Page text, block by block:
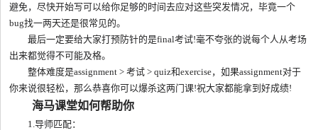
避免，尽快开始写可以给你足够的时间去应对这些突发情况，毕竟一个
bug找一两天还是很常见的。
最后一定要给大家打预防针的是final考试!毫不夸张的说每个人从考场
出来都觉得不可能及格。
整体难度是assignment > 考试 > quiz和exercise，如果assignment对于
你来说很轻松，那么恭喜你可以爆杀这两门课!祝大家都能拿到好成绩!
海马课堂如何帮助你
1.导师匹配：